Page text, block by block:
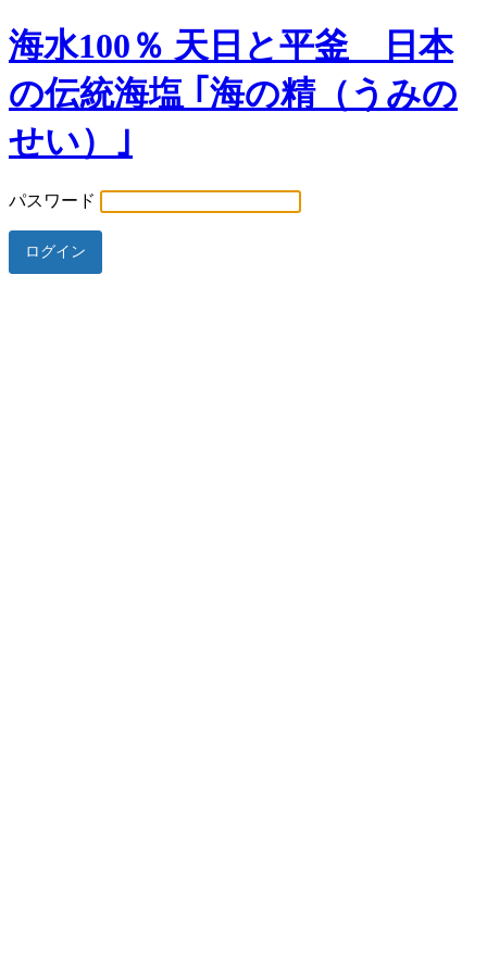
海水100％ 天日と平釜 日本
の伝統海塩 ｢海の精（うみの
せい）｣
パスワード